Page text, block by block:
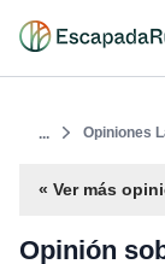
... Opiniones
« Ver más
Opinión